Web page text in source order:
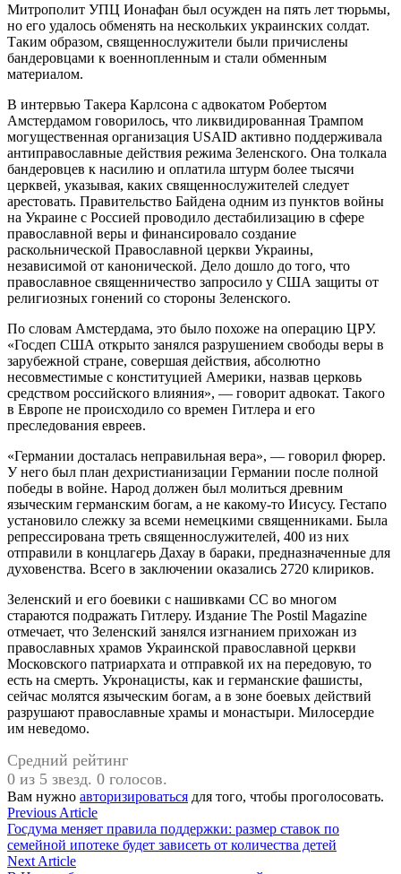
Митрополит УПЦ Ионафан был осужден на пять лет тюрьмы,
но его удалось обменять на нескольких украинских солдат.
Таким образом, священнослужители были причислены
бандеровцами к военнопленным и стали обменным
материалом.
В интервью Такера Карлсона с адвокатом Робертом
Амстердамом говорилось, что ликвидированная Трампом
могущественная организация USAID активно поддерживала
антиправославные действия режима Зеленского. Она толкала
бандеровцев к насилию и оплатила штурм более тысячи
церквей, указывая, каких священнослужителей следует
арестовать. Правительство Байдена одним из пунктов войны
на Украине с Россией проводило дестабилизацию в сфере
православной веры и финансировало создание
раскольнической Православной церкви Украины,
независимой от канонической. Дело дошло до того, что
православное священничество запросило у США защиты от
религиозных гонений со стороны Зеленского.
По словам Амстердама, это было похоже на операцию ЦРУ.
«Госдеп США открыто занялся разрушением свободы веры в
зарубежной стране, совершая действия, абсолютно
несовместимые с конституцией Америки, назвав церковь
средством российского влияния», — говорит адвокат. Такого
в Европе не происходило со времен Гитлера и его
преследования евреев.
«Германии досталась неправильная вера», — говорил фюрер.
У него был план де­христианизации Германии после полной
победы в войне. Народ должен был молиться древним
языческим германским богам, а не какому-то Иисусу. Гестапо
установило слежку за всеми немецкими священниками. Была
репрессирована треть священнослужителей, 400 из них
отправили в концлагерь Дахау в бараки, предназначенные для
духовенства. Всего в заключении оказались 2720 клириков.
Зеленский и его боевики с нашивками СС во многом
стараются подражать Гитлеру. Издание The Postil Magazine
отмечает, что Зеленский занялся изгнанием прихожан из
православных храмов Украинской православной церкви
Московского патриархата и отправкой их на передовую, то
есть на смерть. Укронацисты, как и германские фашисты,
сейчас молятся языческим богам, а в зоне боевых действий
разрушают православные храмы и монастыри. Милосердие
им неведомо.
Средний рейтинг
0 из 5 звезд. 0 голосов.
Вам нужно авторизироваться для того, чтобы проголосовать.
Навигация
по
записям
Previous ArticlePrevious
article:
Госдума меняет правила поддержки: размер ставок по
семейной ипотеке будет зависеть от количества детей
Next ArticleNext